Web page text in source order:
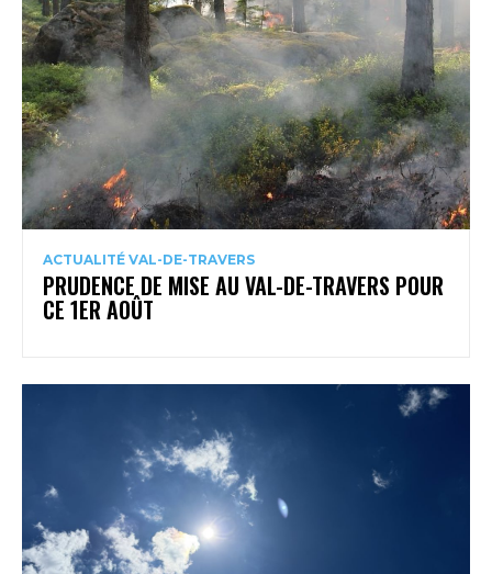
ACTUALITÉ VAL-DE-TRAVERS
PRUDENCE DE MISE AU VAL-DE-TRAVERS POUR
CE 1ER AOÛT